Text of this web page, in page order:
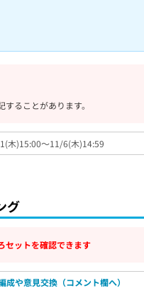
ることがあります。
木)15:00～11/6(木)14:59
グ
セットを確認できます
成や意見交換（コメント欄へ）